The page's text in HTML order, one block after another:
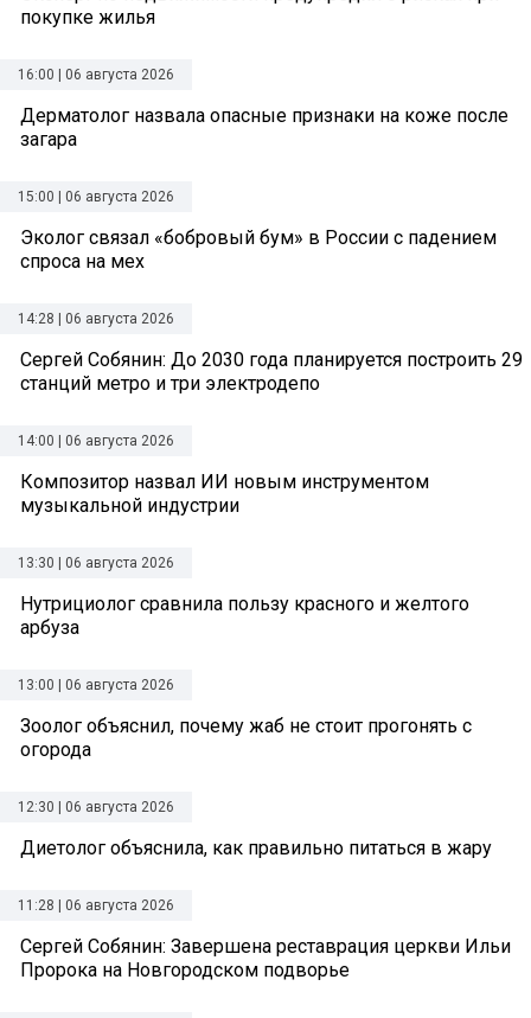
покупке жилья
16:00 | 06 августа 2026
Дерматолог назвала опасные признаки на коже после
загара
15:00 | 06 августа 2026
Эколог связал «бобровый бум» в России с падением
спроса на мех
14:28 | 06 августа 2026
Сергей Собянин: До 2030 года планируется построить 29
станций метро и три электродепо
14:00 | 06 августа 2026
Композитор назвал ИИ новым инструментом
музыкальной индустрии
13:30 | 06 августа 2026
Нутрициолог сравнила пользу красного и желтого
арбуза
13:00 | 06 августа 2026
Зоолог объяснил, почему жаб не стоит прогонять с
огорода
12:30 | 06 августа 2026
Диетолог объяснила, как правильно питаться в жару
11:28 | 06 августа 2026
Сергей Собянин: Завершена реставрация церкви Ильи
Пророка на Новгородском подворье